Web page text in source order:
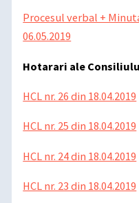
Procesul verbal +
06.05.2019
Hotarari ale
HCL nr. 26 din 18.04.2019
HCL nr. 25 din 18.04.2019
HCL nr. 24 din 18.04.2019
HCL nr. 23 din 18.04.2019